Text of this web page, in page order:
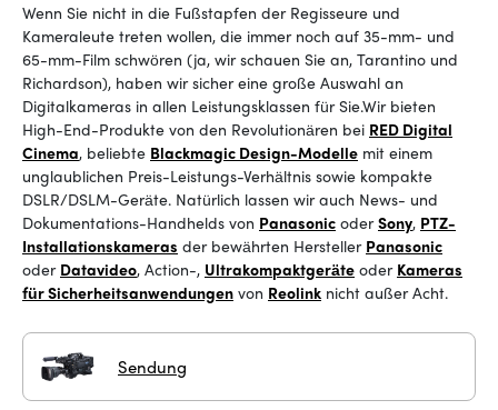
Wenn Sie nicht in die Fußstapfen der Regisseure und
Kameraleute treten wollen, die immer noch auf 35-mm- und
65-mm-Film schwören (ja, wir schauen Sie an, Tarantino und
Richardson), haben wir sicher eine große Auswahl an
Digitalkameras in allen Leistungsklassen für Sie.Wir bieten
High-End-Produkte von den Revolutionären bei RED Digital
Cinema, beliebte Blackmagic Design-Modelle mit einem
unglaublichen Preis-Leistungs-Verhältnis sowie kompakte
DSLR/DSLM-Geräte. Natürlich lassen wir auch News- und
Dokumentations-Handhelds von Panasonic oder Sony, PTZ-
Installationskameras der bewährten Hersteller Panasonic
oder Datavideo, Action-, Ultrakompaktgeräte oder Kameras
für Sicherheitsanwendungen von Reolink nicht außer Acht.
Sendung